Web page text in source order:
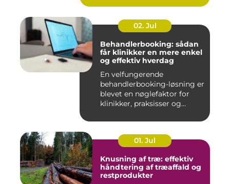
02. Jul
Behandlerbooking: sådan
får klinikker en mere enkel
og effektiv hverdag
En velfungerende
behandlerbooking-løsning er
blevet en nøglefaktor for
klinikker, praksisser og
01. Jul
Knusning af træ: effektiv
håndtering af træaffald og
restprodukter